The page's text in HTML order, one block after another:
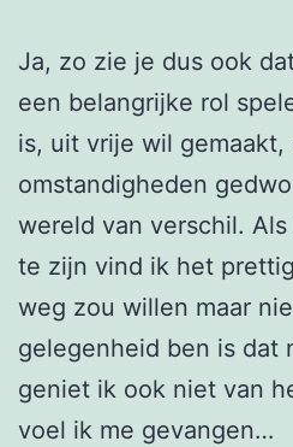
Ja, zo zie je dus ook
een belangrijke rol
is, uit vrije wil gemaakt,
omstandigheden
wereld van verschil.
te zijn vind ik het
weg zou willen maar
gelegenheid ben is dat
geniet ik ook niet van
voel ik me gevangen…